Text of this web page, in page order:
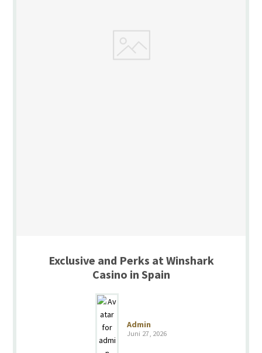
Exclusive and Perks at Winshark
Casino in Spain
Admin
Juni 27, 2026